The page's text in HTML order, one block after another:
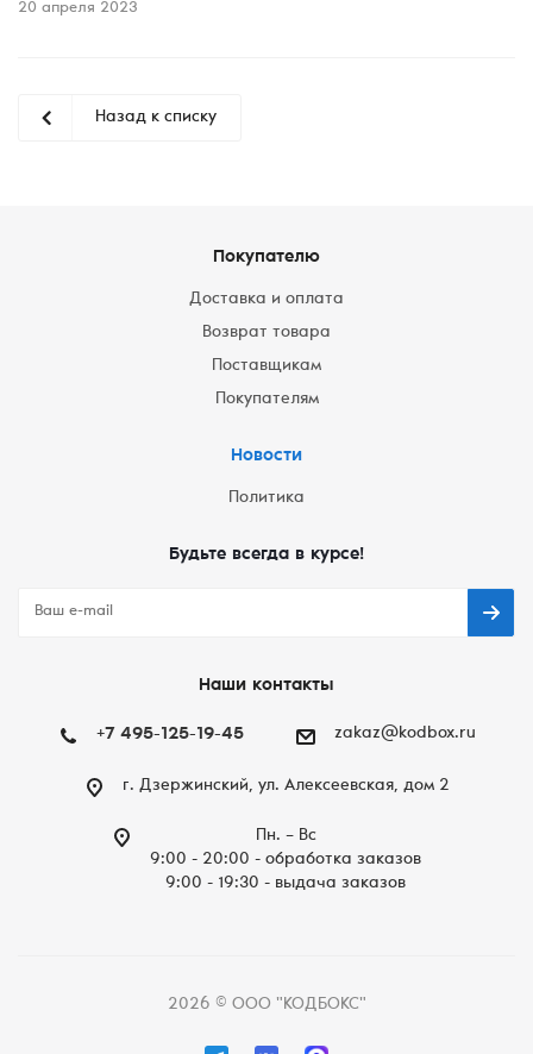
20 апреля 2023
Назад к списку
Покупателю
Доставка и оплата
Возврат товара
Поставщикам
Покупателям
Новости
Политика
Будьте всегда в курсе!
Наши контакты
+7 495-125-19-45 zakaz@kodbox.ru
г. Дзержинский, ул. Алексеевская, дом 2
Пн. – Вc
9:00 - 20:00 - обработка заказов
9:00 - 19:30 - выдача заказов
2026 © ООО "КОДБОКС"